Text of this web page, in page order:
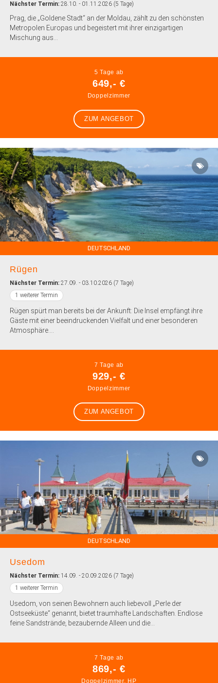
Nächster Termin: 28.10. - 01.11.2026 (5 Tage)
Prag, die „Goldene Stadt“ an der Moldau, zählt zu den schönsten
Metropolen Europas und begeistert mit ihrer einzigartigen
Mischung aus...
5 Tage ab
649,- €
Doppelzimmer
ZUM ANGEBOT
DEUTSCHLAND
Rügen
Nächster Termin: 27.09. - 03.10.2026 (7 Tage)
1 weiterer Termin
Rügen spürt man bereits bei der Ankunft: Die Insel empfängt ihre
Gäste mit einer beeindruckenden Vielfalt und einer besonderen
Atmosphäre....
7 Tage ab
929,- €
Doppelzimmer
ZUM ANGEBOT
DEUTSCHLAND
Usedom
Nächster Termin: 14.09. - 20.09.2026 (7 Tage)
1 weiterer Termin
Usedom, von seinen Bewohnern auch liebevoll „Perle der
Ostseeküste“ genannt, bietet traumhafte Landschaften. Endlose
feine Sandstrände, bezaubernde Alleen und die...
7 Tage ab
869,- €
Doppelzimmer, HP